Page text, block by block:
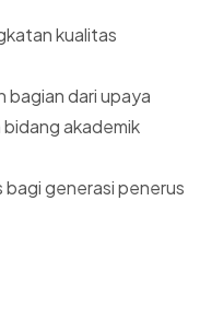
kualitas
bagian dari upaya
akademik
generasi penerus